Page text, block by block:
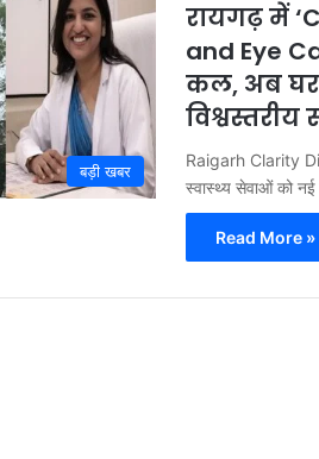
बड़ी खबर
रायगढ़ में
and Eye
कल, अब घर
विश्वस्तरीय
Raigarh Clarity
स्वास्थ्य सेवाओं को
Read More »